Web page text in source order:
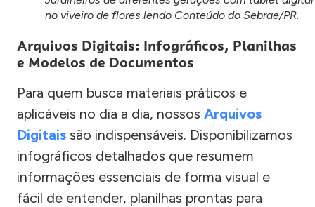
no viveiro de flores lendo Conteúdo do Sebrae/PR.
Arquivos Digitais: Infográficos, Planilhas
e Modelos de Documentos
Para quem busca materiais práticos e
aplicáveis no dia a dia, nossos Arquivos
Digitais são indispensáveis. Disponibilizamos
infográficos detalhados que resumem
informações essenciais de forma visual e
fácil de entender, planilhas prontas para